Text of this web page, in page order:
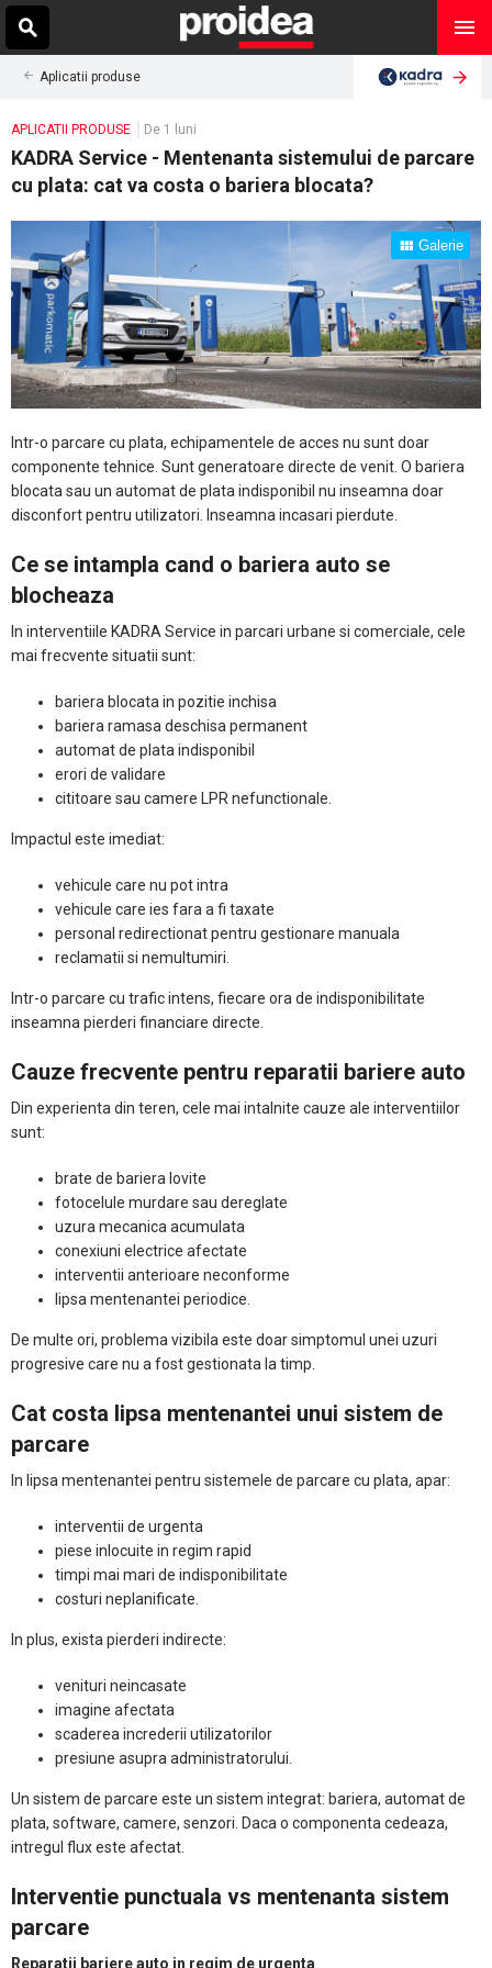
Aplicatii produse
APLICATII PRODUSE De 1 luni
KADRA Service - Mentenanta sistemului de parcare
cu plata: cat va costa o bariera blocata?
Galerie
Intr-o parcare cu plata, echipamentele de acces nu sunt doar
componente tehnice. Sunt generatoare directe de venit. O bariera
blocata sau un automat de plata indisponibil nu inseamna doar
disconfort pentru utilizatori. Inseamna incasari pierdute.
Ce se intampla cand o bariera auto se
blocheaza
In interventiile KADRA Service in parcari urbane si comerciale, cele
mai frecvente situatii sunt:
bariera blocata in pozitie inchisa
bariera ramasa deschisa permanent
automat de plata indisponibil
erori de validare
cititoare sau camere LPR nefunctionale.
Impactul este imediat:
vehicule care nu pot intra
vehicule care ies fara a fi taxate
personal redirectionat pentru gestionare manuala
reclamatii si nemultumiri.
Intr-o parcare cu trafic intens, fiecare ora de indisponibilitate
inseamna pierderi financiare directe.
Cauze frecvente pentru reparatii bariere auto
Din experienta din teren, cele mai intalnite cauze ale interventiilor
sunt:
brate de bariera lovite
fotocelule murdare sau dereglate
uzura mecanica acumulata
conexiuni electrice afectate
interventii anterioare neconforme
lipsa mentenantei periodice.
De multe ori, problema vizibila este doar simptomul unei uzuri
progresive care nu a fost gestionata la timp.
Cat costa lipsa mentenantei unui sistem de
parcare
In lipsa mentenantei pentru sistemele de parcare cu plata, apar:
interventii de urgenta
piese inlocuite in regim rapid
timpi mai mari de indisponibilitate
costuri neplanificate.
In plus, exista pierderi indirecte:
venituri neincasate
imagine afectata
scaderea increderii utilizatorilor
presiune asupra administratorului.
Un sistem de parcare este un sistem integrat: bariera, automat de
plata, software, camere, senzori. Daca o componenta cedeaza,
intregul flux este afectat.
Interventie punctuala vs mentenanta sistem
parcare
Reparatii bariere auto in regim de urgenta